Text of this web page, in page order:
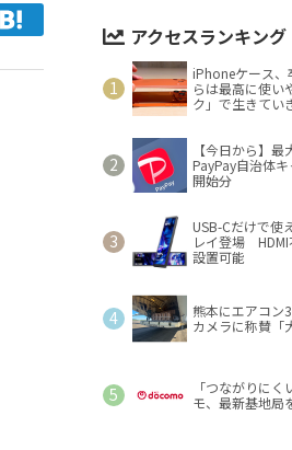
アクセスランキング
iPhoneケース、
らは最高に使い
ク」で生きてい
【今日から】
PayPay自治体
開始分
USB-Cだけで使
レイ登場 HDMI
設置可能
熊本にエアコン
カメラに称賛「
「つながりに
モ、最新基地局